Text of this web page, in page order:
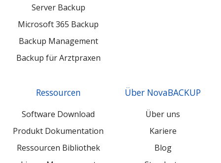
Server Backup
Microsoft 365 Backup
Backup Management
Backup für Arztpraxen
Ressourcen
Software Download
Produkt Dokumentation
Ressourcen Bibliothek
Über NovaBACKUP
Über uns
Kariere
Blog